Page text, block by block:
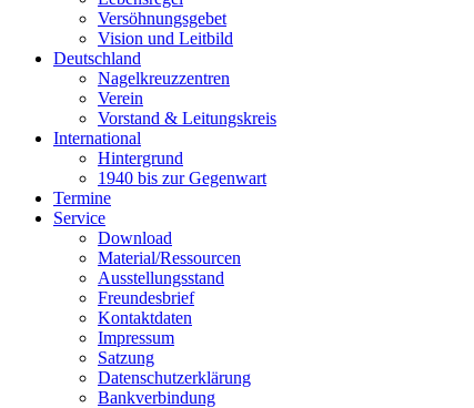
Versöhnungsgebet
Vision und Leitbild
Deutschland
Nagelkreuzzentren
Verein
Vorstand & Leitungskreis
International
Hintergrund
1940 bis zur Gegenwart
Termine
Service
Download
Material/Ressourcen
Ausstellungsstand
Freundesbrief
Kontaktdaten
Impressum
Satzung
Datenschutzerklärung
Bankverbindung